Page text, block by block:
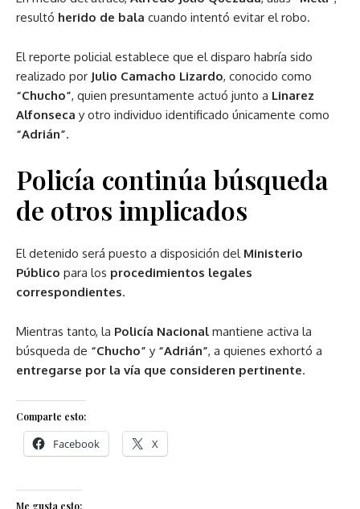
resultó herido de bala cuando intentó evitar el robo.
El reporte policial establece que el disparo habría sido
realizado por Julio Camacho Lizardo, conocido como
“Chucho”, quien presuntamente actuó junto a Linarez
Alfonseca y otro individuo identificado únicamente como
“Adrián”.
Policía continúa búsqueda
de otros implicados
El detenido será puesto a disposición del Ministerio
Público para los procedimientos legales
correspondientes.
Mientras tanto, la Policía Nacional mantiene activa la
búsqueda de “Chucho” y “Adrián”, a quienes exhortó a
entregarse por la vía que consideren pertinente.
Comparte esto:
Facebook X
Me gusta esto: